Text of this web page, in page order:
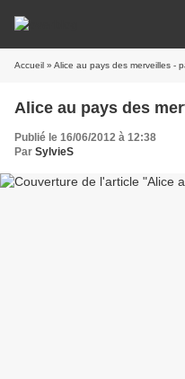
Accueil » Alice au pays des merveilles -
Alice au pays des
Publié le 16/06/2012 à 12:38
Par SylvieS